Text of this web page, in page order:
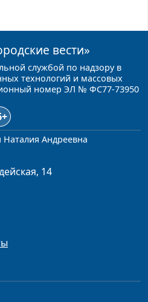
вести»
службой по надзору в
технологий и массовых
номер ЭЛ № ФС77-73950
Наталия Андреевна
14